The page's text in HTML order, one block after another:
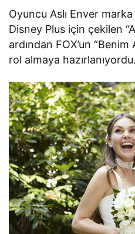
Oyuncu Aslı Enver
Disney Plus için çekilen
ardından FOX’un
rol almaya hazırlanıyordu.